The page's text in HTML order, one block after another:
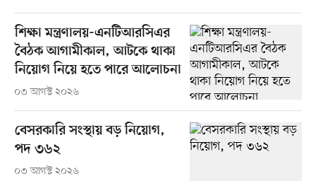
শিক্ষা মন্ত্রণালয়-এনটিআরসিএর
বৈঠক আগামীকাল, আটকে থাকা
নিয়োগ নিয়ে হতে পারে আলোচনা
০৩ আগস্ট ২০২৬
বেসরকারি সংস্থায় বড় নিয়োগ,
পদ ৩৬২
০৩ আগস্ট ২০২৬